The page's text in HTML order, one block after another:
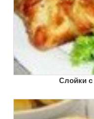
Слойки